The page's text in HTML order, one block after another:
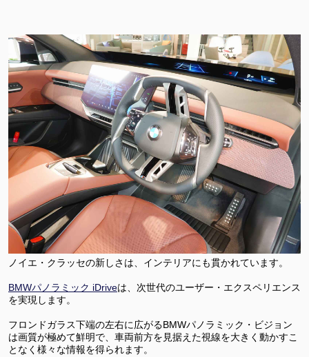
ノイエ・クラッセの新しさは、インテリアにも貫かれています。
BMWパノラミック iDriveは、次世代のユーザー・エクスペリエンス
を実現します。
フロンドガラス下端の左右に広がるBMWパノラミック・ビジョン
は画質が極めて鮮明で、車両前方を見据えた視線を大きく動かすこ
となく様々な情報を得られます。